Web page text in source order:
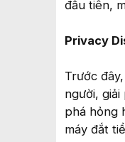
đầu tiên,
Privacy
Trước
người,
phá hỏng
máy đắt